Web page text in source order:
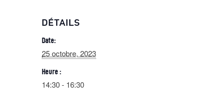
DÉTAILS
Date:
25 octobre, 2023
Heure :
14:30 - 16:30